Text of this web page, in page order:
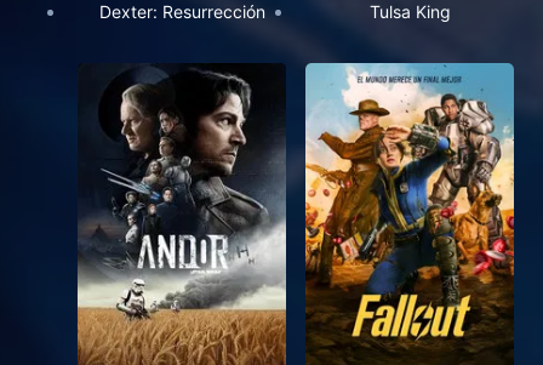
Dexter: Resurrección Tulsa King